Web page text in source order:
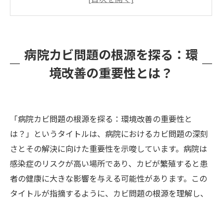
まとめ
病院カビ問題の根源を探る：環
境改善の重要性とは？
「病院カビ問題の根源を探る：環境改善の重要性と
は？」というタイトルは、病院におけるカビ問題の深刻
さとその解決に向けた重要性を示唆しています。病院は
感染症のリスクが高い場所であり、カビが繁殖すると患
者の健康に大きな影響を与える可能性があります。この
タイトルが指摘するように、カビ問題の根源を理解し、